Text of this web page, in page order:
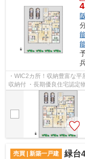
・WIC2カ所！収納豊富な
収納付 ・長期優良住宅認定
売買 | 新築一戸建 緑台